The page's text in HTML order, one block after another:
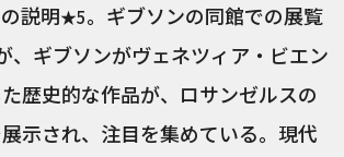
説明★5。ギブソンの同館での展覧
、ギブソンがヴェネツィア・ビエン
歴史的な作品が、ロサンゼルスの
示され、注目を集めている。現代